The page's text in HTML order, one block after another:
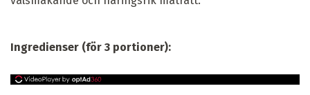
Ingredienser (för 3 portioner):